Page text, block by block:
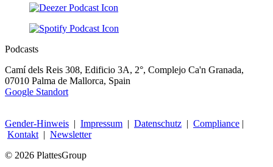
Podcasts
Camí dels Reis 308, Edificio 3A, 2°, Complejo Ca'n Granada,
07010 Palma de Mallorca, Spain
Google Standort
Gender-Hinweis | Impressum | Datenschutz | Compliance |
Kontakt | Newsletter
© 2026 PlattesGroup